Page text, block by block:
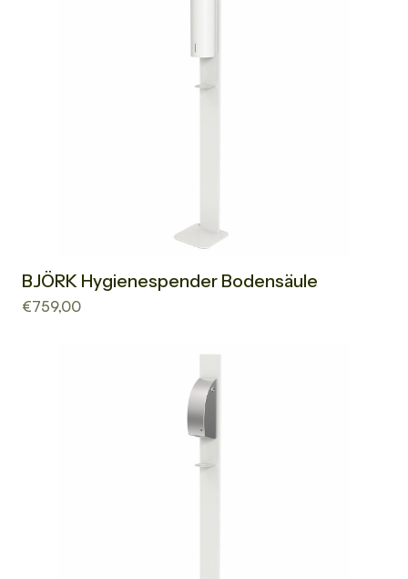
BJÖRK Hygienespender Bodensäule
€759,00